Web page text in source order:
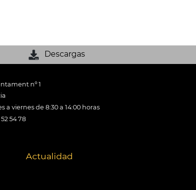
Descargas
nº 1
a viernes de 8:30 a 14:00 horas
54 78
Actualidad